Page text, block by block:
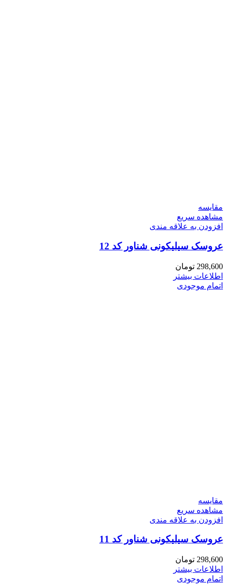
مقایسه
مشاهده سریع
افزودن به علاقه مندی
عروسک سیلیکونی شناور کد 12
298,600 تومان
اطلاعات بیشتر
اتمام موجودی
مقایسه
مشاهده سریع
افزودن به علاقه مندی
عروسک سیلیکونی شناور کد 11
298,600 تومان
اطلاعات بیشتر
اتمام موجودی